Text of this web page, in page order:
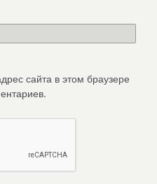
сайта в этом браузере